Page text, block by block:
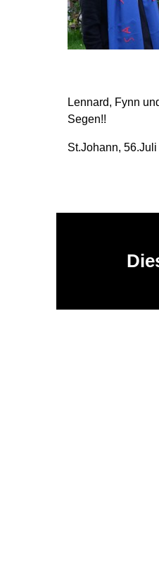
Lennard, Fynn
Segen!!
St.Johann,